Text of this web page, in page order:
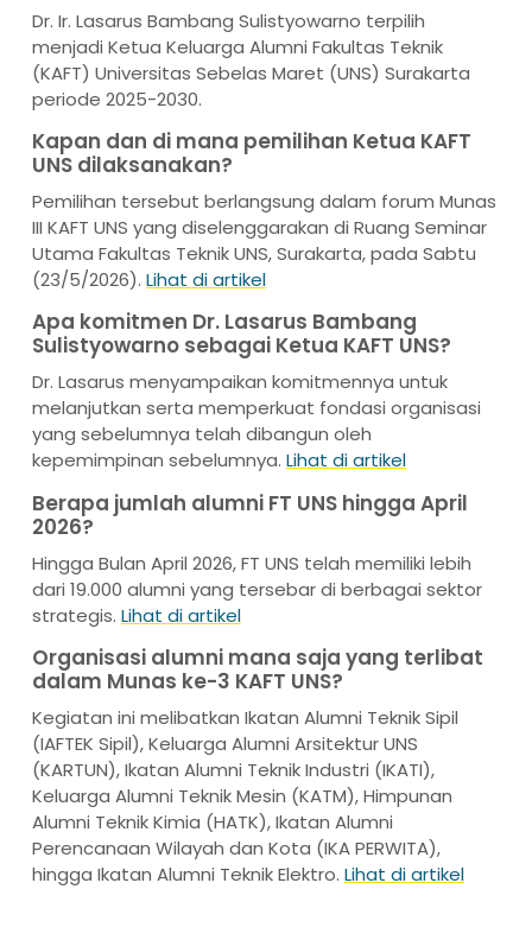
Dr. Ir. Lasarus Bambang Sulistyowarno terpilih
menjadi Ketua Keluarga Alumni Fakultas Teknik
(KAFT) Universitas Sebelas Maret (UNS) Surakarta
periode 2025-2030.
Kapan dan di mana pemilihan Ketua KAFT
UNS dilaksanakan?
Pemilihan tersebut berlangsung dalam forum Munas
III KAFT UNS yang diselenggarakan di Ruang Seminar
Utama Fakultas Teknik UNS, Surakarta, pada Sabtu
(23/5/2026). Lihat di artikel
Apa komitmen Dr. Lasarus Bambang
Sulistyowarno sebagai Ketua KAFT UNS?
Dr. Lasarus menyampaikan komitmennya untuk
melanjutkan serta memperkuat fondasi organisasi
yang sebelumnya telah dibangun oleh
kepemimpinan sebelumnya. Lihat di artikel
Berapa jumlah alumni FT UNS hingga April
2026?
Hingga Bulan April 2026, FT UNS telah memiliki lebih
dari 19.000 alumni yang tersebar di berbagai sektor
strategis. Lihat di artikel
Organisasi alumni mana saja yang terlibat
dalam Munas ke-3 KAFT UNS?
Kegiatan ini melibatkan Ikatan Alumni Teknik Sipil
(IAFTEK Sipil), Keluarga Alumni Arsitektur UNS
(KARTUN), Ikatan Alumni Teknik Industri (IKATI),
Keluarga Alumni Teknik Mesin (KATM), Himpunan
Alumni Teknik Kimia (HATK), Ikatan Alumni
Perencanaan Wilayah dan Kota (IKA PERWITA),
hingga Ikatan Alumni Teknik Elektro. Lihat di artikel